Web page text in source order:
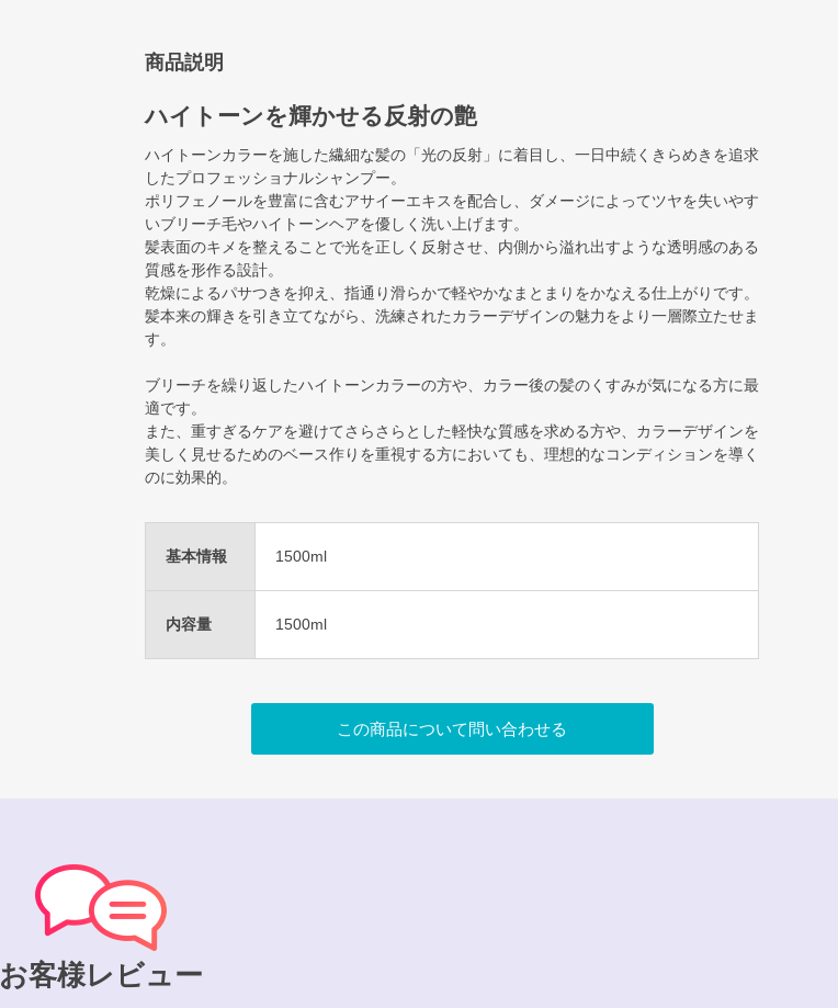
商品説明
ハイトーンを輝かせる反射の艶
ハイトーンカラーを施した繊細な髪の「光の反射」に着目し、一日中続くきらめきを追求
したプロフェッショナルシャンプー。
ポリフェノールを豊富に含むアサイーエキスを配合し、ダメージによってツヤを失いやす
いブリーチ毛やハイトーンヘアを優しく洗い上げます。
髪表面のキメを整えることで光を正しく反射させ、内側から溢れ出すような透明感のある
質感を形作る設計。
乾燥によるパサつきを抑え、指通り滑らかで軽やかなまとまりをかなえる仕上がりです。
髪本来の輝きを引き立てながら、洗練されたカラーデザインの魅力をより一層際立たせま
す。
ブリーチを繰り返したハイトーンカラーの方や、カラー後の髪のくすみが気になる方に最
適です。
また、重すぎるケアを避けてさらさらとした軽快な質感を求める方や、カラーデザインを
美しく見せるためのベース作りを重視する方においても、理想的なコンディションを導く
のに効果的。
基本情報 1500ml
内容量 1500ml
この商品について問い合わせる
お客様レビュー